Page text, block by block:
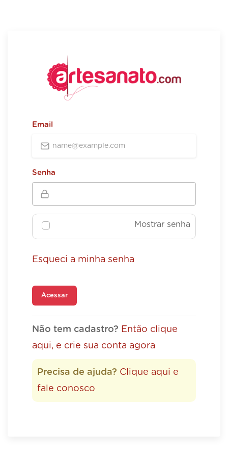
Email
Senha
Mostrar senha
Esqueci a minha senha
Acessar
Não tem cadastro? Então clique
aqui, e crie sua conta agora
Precisa de ajuda? Clique aqui e
fale conosco